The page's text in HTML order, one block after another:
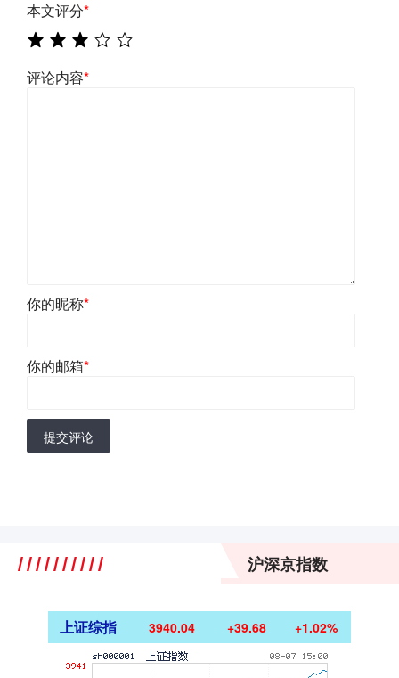
本文评分*
评论内容*
你的昵称*
你的邮箱*
提交评论
沪深京指数
上证综指 3940.04 +39.68 +1.02%